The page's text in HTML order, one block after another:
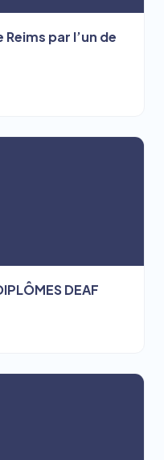
par l’un de
DEAF